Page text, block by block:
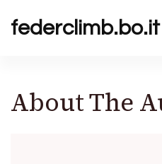
federclimb.bo.it
About The